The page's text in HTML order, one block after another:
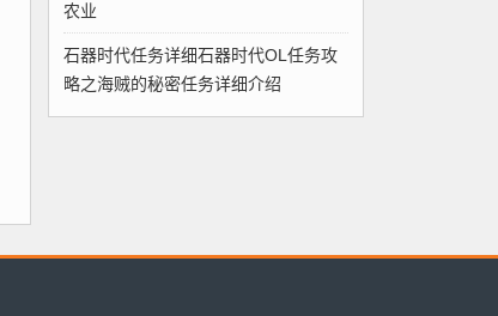
农业
石器时代任务详细石器时代OL任务攻
略之海贼的秘密任务详细介绍